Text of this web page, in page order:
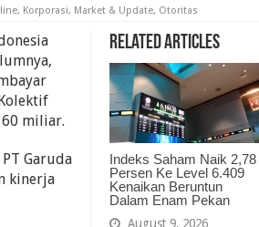
, Korporasi, Market & Update, Otoritas
Related Articles
Indeks Saham Naik 2,78
Persen Ke Level 6.409
Kenaikan Beruntun
Dalam Enam Pekan
August 9, 2026
miliar.
Garuda
kinerja